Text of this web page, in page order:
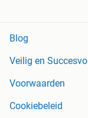
Blog
Veilig en Succesvol
Voorwaarden
Cookiebeleid